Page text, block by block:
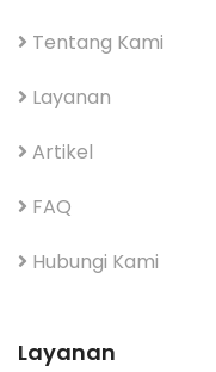
Tentang Kami
Layanan
Artikel
FAQ
Hubungi Kami
Layanan